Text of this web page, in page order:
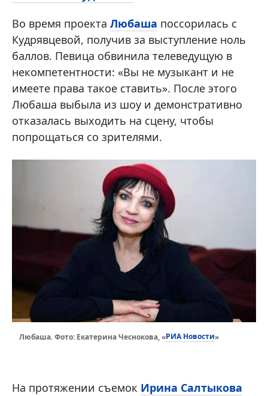
Во время проекта Любаша поссорилась с
Кудрявцевой, получив за выступление ноль
баллов. Певица обвинила телеведущую в
некомпетентности: «Вы не музыкант и не
имеете права такое ставить». После этого
Любаша выбыла из шоу и демонстративно
отказалась выходить на сцену, чтобы
попрощаться со зрителями.
Любаша. Фото: Екатерина Чеснокова, «РИА Новости»
На протяжении съемок Ирина Салтыкова